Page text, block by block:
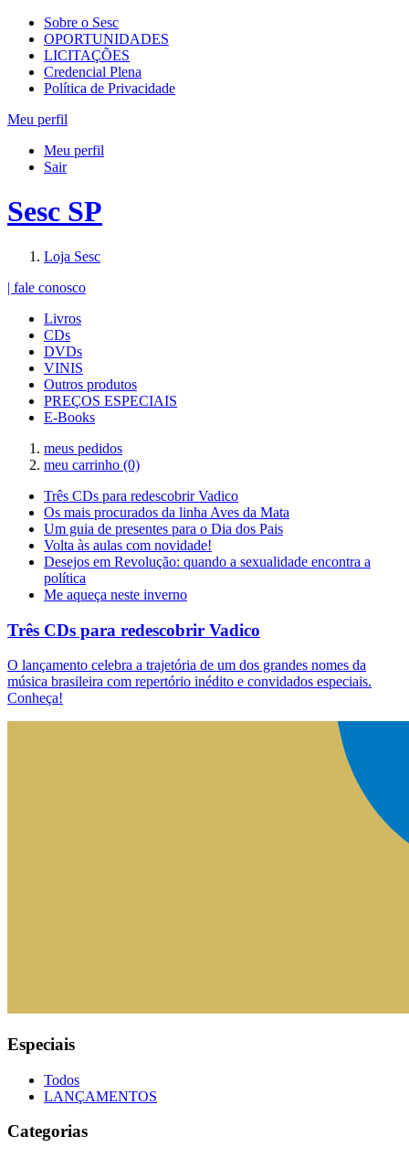
Sobre o Sesc
OPORTUNIDADES
LICITAÇÕES
Credencial Plena
Política de Privacidade
Meu perfil
Meu perfil
Sair
Sesc SP
Loja Sesc
| fale conosco
Livros
CDs
DVDs
VINIS
Outros produtos
PREÇOS ESPECIAIS
E-Books
meus pedidos
meu carrinho (0)
Três CDs para redescobrir Vadico
Os mais procurados da linha Aves da Mata
Um guia de presentes para o Dia dos Pais
Volta às aulas com novidade!
Desejos em Revolução: quando a sexualidade encontra a
política
Me aqueça neste inverno
Três CDs para redescobrir Vadico
O lançamento celebra a trajetória de um dos grandes nomes da
música brasileira com repertório inédito e convidados especiais.
Conheça!
Especiais
Todos
LANÇAMENTOS
Categorias